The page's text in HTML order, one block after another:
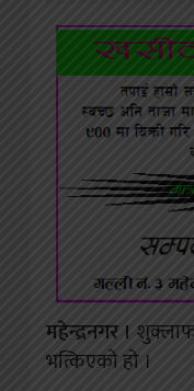
महेन्द्रनगर ।
भत्किएको हो ।